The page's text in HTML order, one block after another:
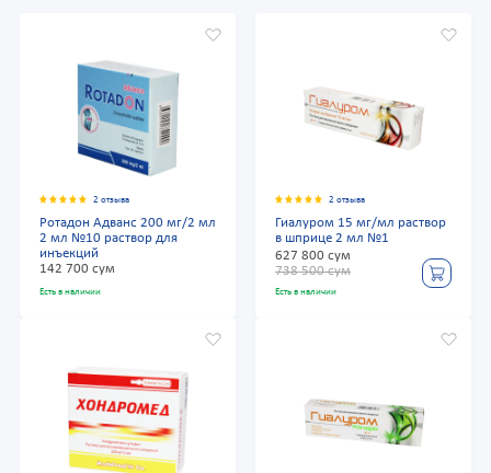
2 отзыва
Ротадон Адванс 200 мг/2 мл
2 мл №10 раствор для
инъекций
142 700 сум
Есть в наличии
2 отзыва
Гиалуром 15 мг/мл раствор
в шприце 2 мл №1
627 800 сум
738 500 сум
Есть в наличии